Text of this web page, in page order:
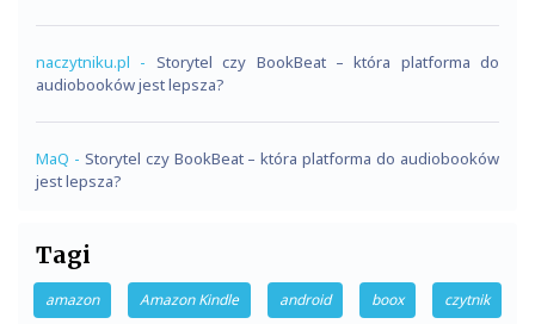
naczytniku.pl - Storytel czy BookBeat – która platforma do
audiobooków jest lepsza?
MaQ - Storytel czy BookBeat – która platforma do audiobooków
jest lepsza?
Tagi
amazon Amazon Kindle android boox czytnik